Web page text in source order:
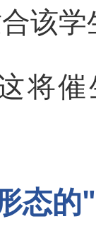
该
将
态